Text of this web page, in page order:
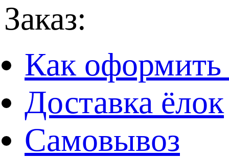
Заказ:
Как оформить
Доставка ёлок
Самовывоз